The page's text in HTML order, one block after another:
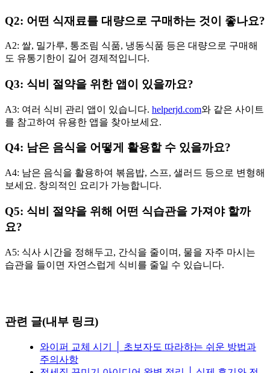
Q2: 어떤 식재료를 대량으로 구매하는 것이 좋나요?
A2: 쌀, 밀가루, 통조림 식품, 냉동식품 등은 대량으로 구매해
도 유통기한이 길어 경제적입니다.
Q3: 식비 절약을 위한 앱이 있을까요?
A3: 여러 식비 관리 앱이 있습니다. helperjd.com와 같은 사이트
를 참고하여 유용한 앱을 찾아보세요.
Q4: 남은 음식을 어떻게 활용할 수 있을까요?
A4: 남은 음식을 활용하여 볶음밥, 스프, 샐러드 등으로 변형해
보세요. 창의적인 요리가 가능합니다.
Q5: 식비 절약을 위해 어떤 식습관을 가져야 할까
요?
A5: 식사 시간을 정해두고, 간식을 줄이며, 물을 자주 마시는
습관을 들이면 자연스럽게 식비를 줄일 수 있습니다.
관련 글(내부 링크)
와이퍼 교체 시기 │ 초보자도 따라하는 쉬운 방법과
주의사항